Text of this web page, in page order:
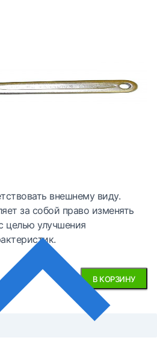
внешнему виду.
за собой право изменять
целью улучшения
В КОРЗИНУ